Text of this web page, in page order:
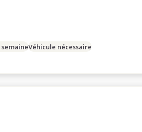
Véhicule nécessaire